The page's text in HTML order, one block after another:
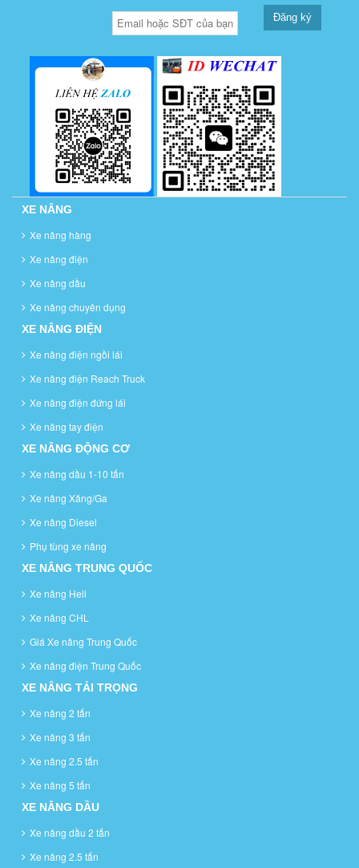
Đăng ký
XE NÂNG
Xe nâng hàng
Xe nâng điện
Xe nâng dầu
Xe nâng chuyên dụng
XE NÂNG ĐIỆN
Xe nâng điện ngồi lái
Xe nâng điện Reach Truck
Xe nâng điện đứng lái
Xe nâng tay điện
XE NÂNG ĐỘNG CƠ
Xe nâng dầu 1-10 tấn
Xe nâng Xăng/Ga
Xe nâng Diesel
Phụ tùng xe nâng
XE NÂNG TRUNG QUỐC
Xe nâng Heli
Xe nâng CHL
Giá Xe nâng Trung Quốc
Xe nâng điện Trung Quốc
XE NÂNG TẢI TRỌNG
Xe nâng 2 tấn
Xe nâng 3 tấn
Xe nâng 2.5 tấn
Xe nâng 5 tấn
XE NÂNG DẦU
Xe nâng dầu 2 tấn
Xe nâng 2.5 tấn